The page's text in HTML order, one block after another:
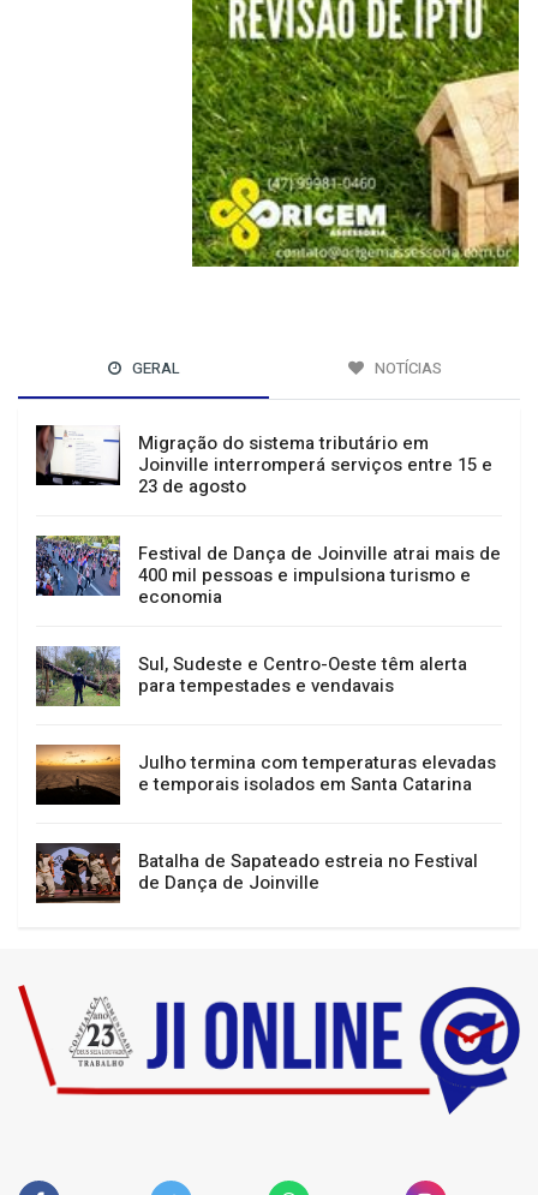
GERAL NOTÍCIAS
Migração do sistema tributário em
Joinville interromperá serviços entre 15 e
23 de agosto
Festival de Dança de Joinville atrai mais de
400 mil pessoas e impulsiona turismo e
economia
Sul, Sudeste e Centro-Oeste têm alerta
para tempestades e vendavais
Julho termina com temperaturas elevadas
e temporais isolados em Santa Catarina